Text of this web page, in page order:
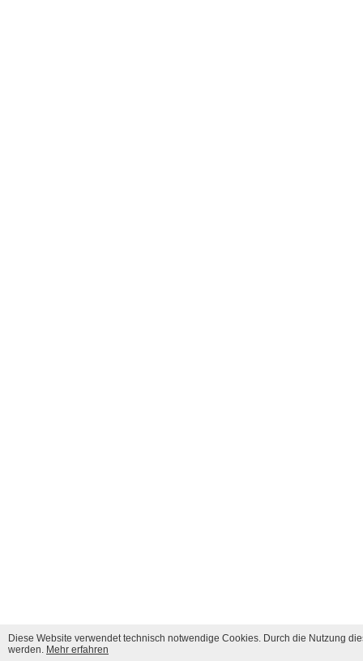
Diese Website verwendet technisch notwendige Cookies. Durch die Nutzung
werden. Mehr erfahren